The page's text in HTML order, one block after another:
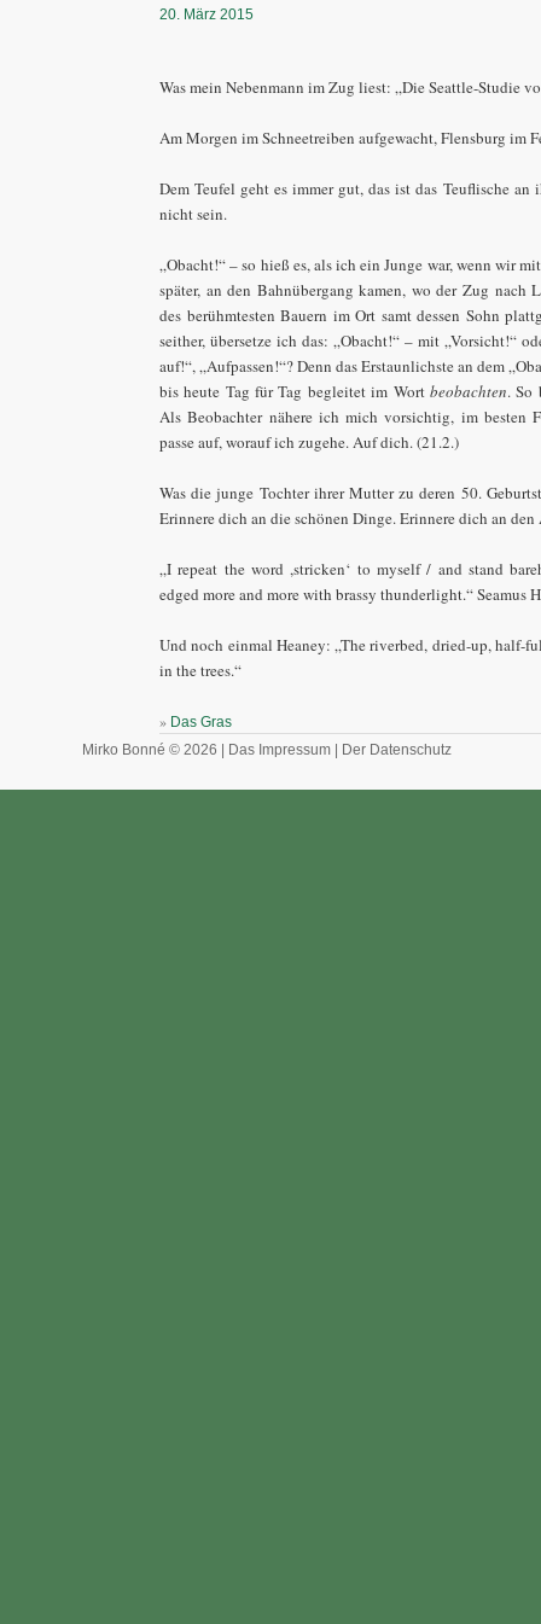
20. März 2015
Was mein Nebenmann im Zug liest: „Die Seattle-Studie
Am Morgen im Schneetreiben aufgewacht, Flensburg im
Dem Teufel geht es immer gut, das ist das Teuflische
nicht sein.
„Obacht!“ – so hieß es, als ich ein Junge war, wenn wir
später, an den Bahnübergang kamen, wo der Zug nach
des berühmtesten Bauern im Ort samt dessen Sohn
seither, übersetze ich das: „Obacht!“ – mit „Vorsicht!“
auf!“, „Aufpassen!“? Denn das Erstaunlichste an dem
bis heute Tag für Tag begleitet im Wort beobachten. So
Als Beobachter nähere ich mich vorsichtig, im besten
passe auf, worauf ich zugehe. Auf dich. (21.2.)
Was die junge Tochter ihrer Mutter zu deren 50.
Erinnere dich an die schönen Dinge. Erinnere dich an den
„I repeat the word ,stricken‘ to myself / and stand
edged more and more with brassy thunderlight.“ Seamus
Und noch einmal Heaney: „The riverbed, dried-up, half-
in the trees.“
» Das Gras
Mirko Bonné © 2026 | Das Impressum | Der Datenschutz